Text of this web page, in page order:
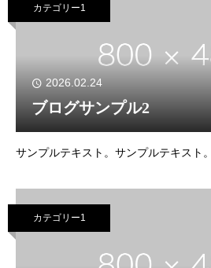
カテゴリー1
2026.02.24
ブログサンプル2
サンプルテキスト。サンプルテキスト。
カテゴリー1